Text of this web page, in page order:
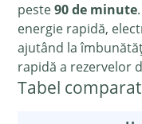
peste90 de minute
energie rapidă,
ajutând la
rapidă a rezervelor
Tabel